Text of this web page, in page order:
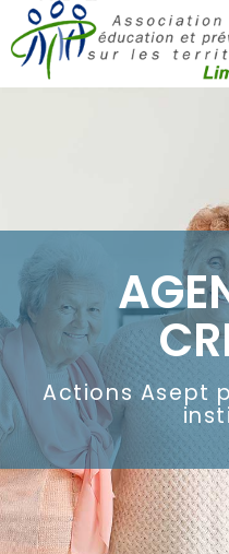
Actions Asept